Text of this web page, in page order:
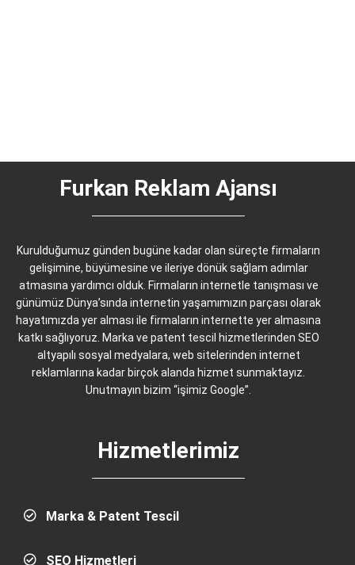
Furkan Reklam Ajansı
Kurulduğumuz günden bugüne kadar olan süreçte firmaların
gelişimine, büyümesine ve ileriye dönük sağlam adımlar
atmasına yardımcı olduk. Firmaların internetle tanışması ve
günümüz Dünya’sında internetin yaşamımızın parçası olarak
hayatımızda yer alması ile firmaların internette yer almasına
katkı sağlıyoruz. Marka ve patent tescil hizmetlerinden SEO
altyapılı sosyal medyalara, web sitelerinden internet
reklamlarına kadar birçok alanda hizmet sunmaktayız.
Unutmayın bizim “işimiz Google”.
Hizmetlerimiz
Marka & Patent Tescil
SEO Hizmetleri